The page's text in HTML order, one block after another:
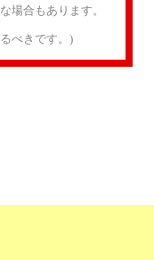
場合もあります。
べきです。)